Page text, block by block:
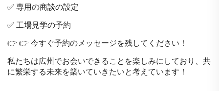
✅ 専用の商談の設定
✅ 工場見学の予約
👉 👉 今すぐ予約のメッセージを残してください！
私たちは広州でお会いできることを楽しみにしており、共
に繁栄する未来を築いていきたいと考えています！